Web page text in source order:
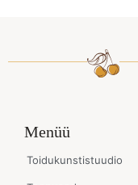
Menüü
Toidukunstistuudio